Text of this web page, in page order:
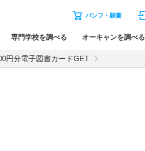
パンフ・願書
専門学校を調べる オーキャンを調べる
円分電子図書カードGET